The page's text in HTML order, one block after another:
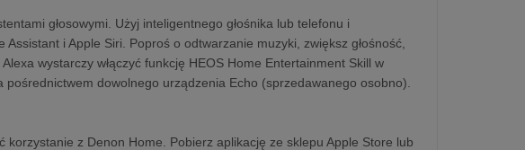
głosowymi. Użyj inteligentnego głośnika lub telefonu i
i Apple Siri. Poproś o odtwarzanie muzyki, zwiększ głośność,
wystarczy włączyć funkcję HEOS Home Entertainment Skill w
dowolnego urządzenia Echo (sprzedawanego osobno).
z Denon Home. Pobierz aplikację ze sklepu Apple Store lub